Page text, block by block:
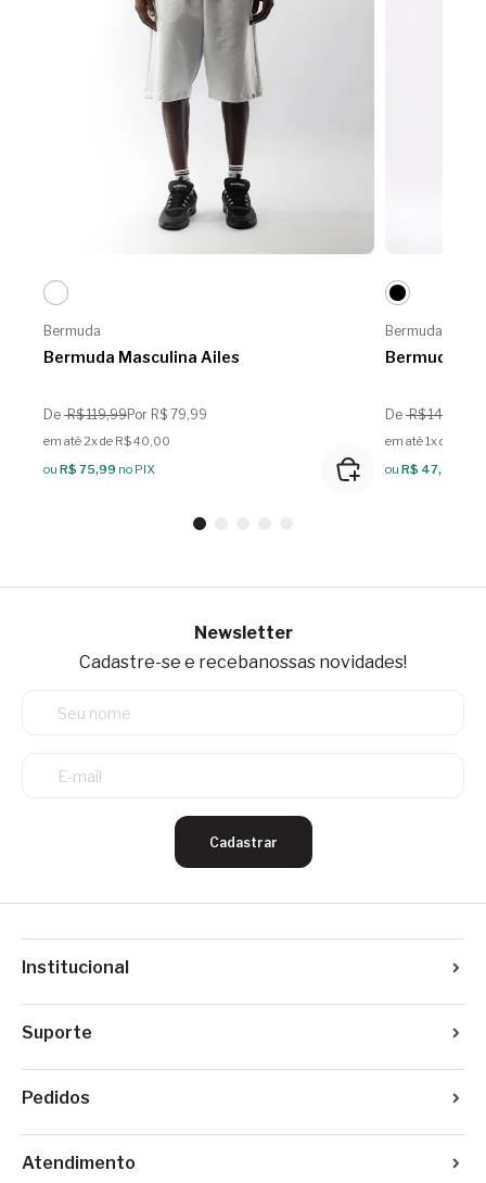
Bermuda
Bermuda Masculina Ailes
De R$ 119,99Por R$ 79,99
em até 2x de R$ 40,00
ou R$ 75,99 no PIX
Bermuda
Bermuda
De R$ 149,99
em até 1x de R$
ou R$ 47,49
Newsletter
Cadastre-se e recebanossas novidades!
Cadastrar
Institucional
Suporte
Pedidos
Atendimento